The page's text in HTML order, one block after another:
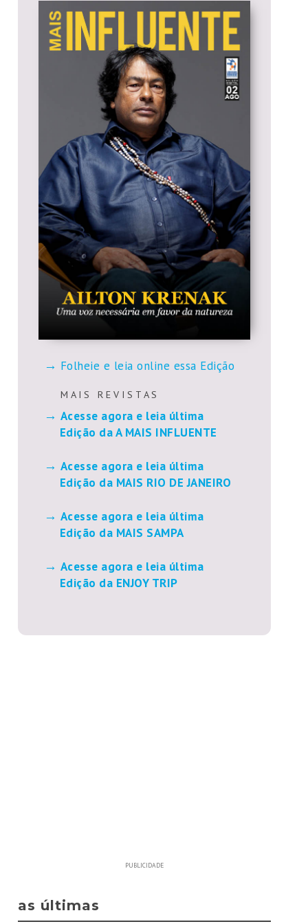
Folheie e leia online essa Edição
M A I S R E V I S T A S
Acesse agora e leia última
Edição da A MAIS INFLUENTE
Acesse agora e leia última
Edição da MAIS RIO DE JANEIRO
Acesse agora e leia última
Edição da MAIS SAMPA
Acesse agora e leia última
Edição da ENJOY TRIP
PUBLICIDADE
as últimas